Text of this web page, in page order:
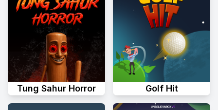
Tung Sahur Horror Golf Hit